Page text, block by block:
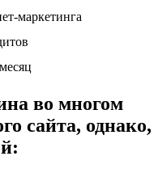
маркетинга
во многом
сайта, однако,